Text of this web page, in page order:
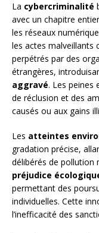
La cybercriminalité
avec un chapitre
les réseaux
les actes malveillants
perpétrés par des
étrangères,
aggravé. Les peines
de réclusion et des
causés ou aux gains
Les atteintes
gradation précise,
délibérés de pollution
préjudice
permettant des
individuelles. Cette
l’inefficacité des